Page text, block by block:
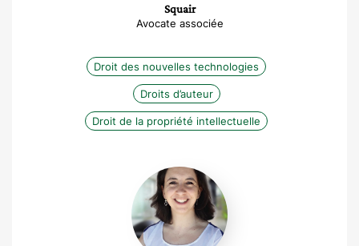
Squair
Avocate associée
Droit des nouvelles technologies
Droits d’auteur
Droit de la propriété intellectuelle
Laetitia
Canezza